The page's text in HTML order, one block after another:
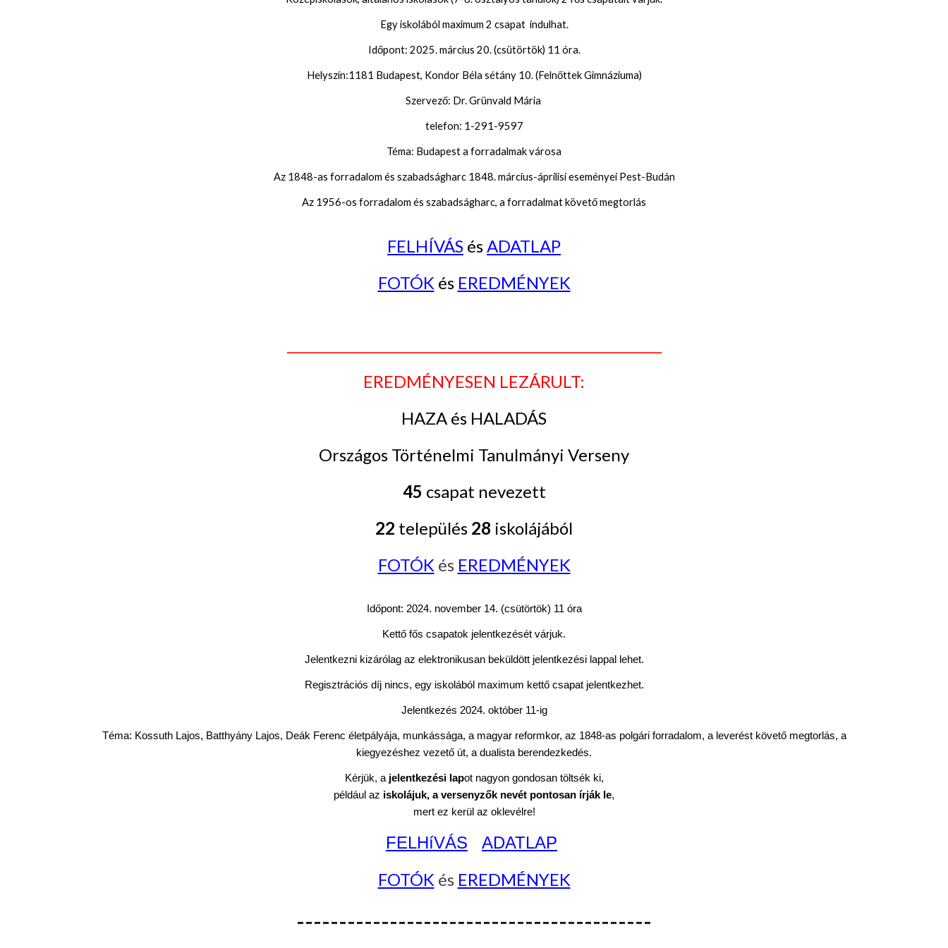
Egy iskolából maximum 2 csapat indulhat.
Időpont: 2025. március 20. (csütörtök) 11 óra.
Helyszín:1181 Budapest, Kondor Béla sétány 10. (Felnőttek Gimnáziuma)
Szervező: Dr. Grünvald Mária
telefon: 1-291-9597
Téma: Budapest a forradalmak városa
Az 1848-as forradalom és szabadságharc 1848. március-áprilisi eseményei Pest-Budán
Az 1956-os forradalom és szabadságharc, a forradalmat követő megtorlás
FELHÍVÁS ésADATLAP
FOTÓK és EREDMÉNYEK
EREDMÉNYESEN LEZÁRULT:
HAZA és HALADÁS
Országos Történelmi Tanulmányi Verseny
45 csapat nevezett
22 település 28 iskolájából
FOTÓK és EREDMÉNYEK
Időpont: 2024. november 14. (csütörtök) 11 óra
Kettő fős csapatok jelentkezését várjuk.
Jelentkezni kizárólag az elektronikusan beküldött jelentkezési lappal lehet.
Regisztrációs díj nincs, egy iskolából maximum kettő csapat jelentkezhet.
Jelentkezés 2024. október 11-ig
Téma: Kossuth Lajos, Batthyány Lajos, Deák Ferenc életpályája, munkássága, a magyar reformkor, az 1848-as polgári forradalom, a leverést követő megtorlás, a
kiegyezéshez vezető út, a dualista berendezkedés.
Kérjük, a jelentkezési lapot nagyon gondosan töltsék ki,
például az iskolájuk, a versenyzők nevét pontosan írják le,
mert ez kerül az oklevélre!
FELHíVÁS ADATLAP
FOTÓK és EREDMÉNYEK
------------------------------------------